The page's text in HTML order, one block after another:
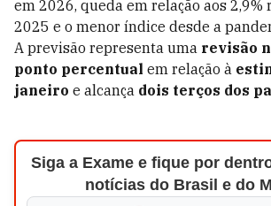
em 2026, queda em relação aos
2025 e o menor índice desde a
A previsão representa uma revisão
ponto percentual em relação à
janeiro e alcança dois terços dos
Siga a Exame e fique por
notícias do Brasil e do